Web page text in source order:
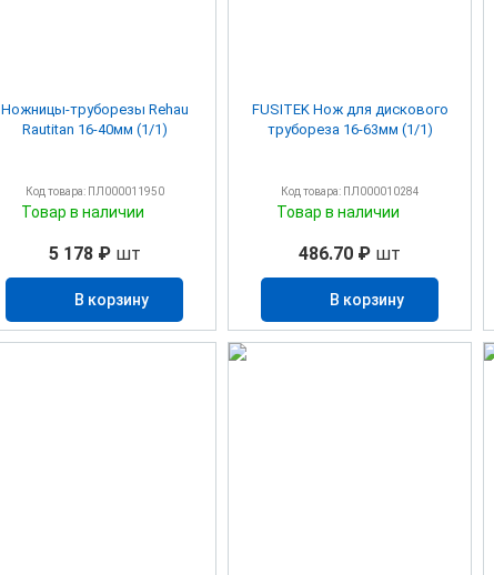
Ножницы-труборезы Rehau
Rautitan 16-40мм (1/1)
Код товара: ПЛ000011950
Товар в наличии
5 178 ₽шт
В корзину
FUSITEK Нож для дискового
трубореза 16-63мм (1/1)
Код товара: ПЛ000010284
Товар в наличии
486.70 ₽ шт
В корзину